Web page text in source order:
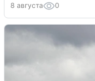
8 августа 0